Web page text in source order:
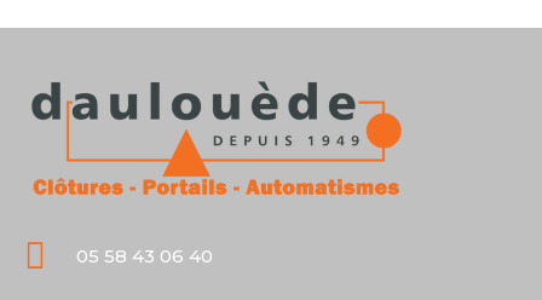
05 58 43 06 40